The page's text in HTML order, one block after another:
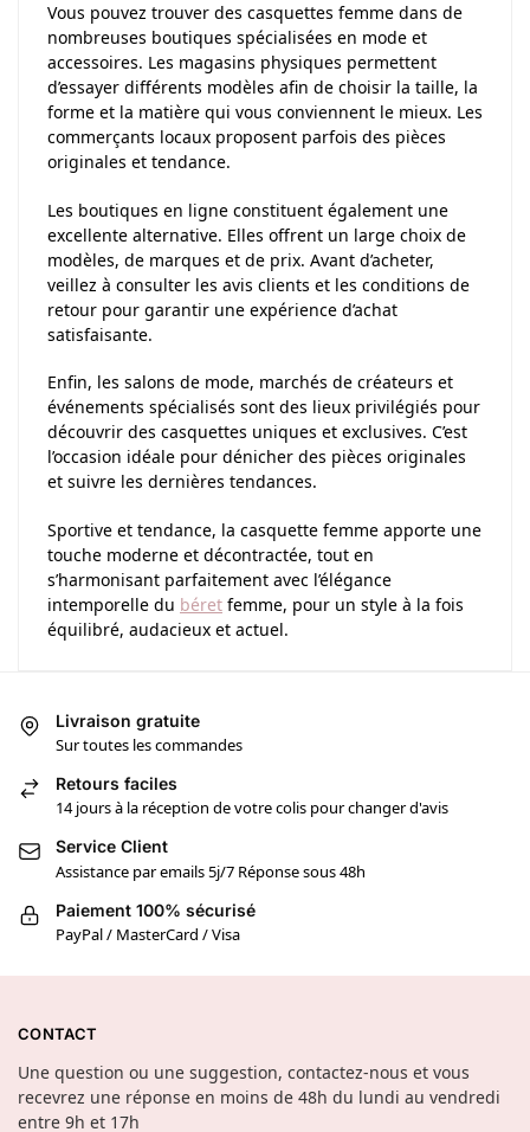
Vous pouvez trouver des casquettes femme dans de
nombreuses boutiques spécialisées en mode et
accessoires. Les magasins physiques permettent
d’essayer différents modèles afin de choisir la taille, la
forme et la matière qui vous conviennent le mieux. Les
commerçants locaux proposent parfois des pièces
originales et tendance.
Les boutiques en ligne constituent également une
excellente alternative. Elles offrent un large choix de
modèles, de marques et de prix. Avant d’acheter,
veillez à consulter les avis clients et les conditions de
retour pour garantir une expérience d’achat
satisfaisante.
Enfin, les salons de mode, marchés de créateurs et
événements spécialisés sont des lieux privilégiés pour
découvrir des casquettes uniques et exclusives. C’est
l’occasion idéale pour dénicher des pièces originales
et suivre les dernières tendances.
Sportive et tendance, la casquette femme apporte une
touche moderne et décontractée, tout en
s’harmonisant parfaitement avec l’élégance
intemporelle du béret femme, pour un style à la fois
équilibré, audacieux et actuel.
Livraison gratuite
Sur toutes les commandes
Retours faciles
14 jours à la réception de votre colis pour changer d'avis
Service Client
Assistance par emails 5j/7 Réponse sous 48h
Paiement 100% sécurisé
PayPal / MasterCard / Visa
CONTACT
Une question ou une suggestion, contactez-nous et vous
recevrez une réponse en moins de 48h du lundi au vendredi
entre 9h et 17h